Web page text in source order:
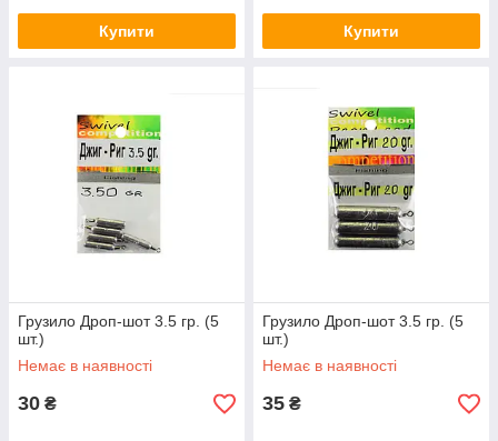
Купити Купити
Грузило Дроп-шот 3.5 гр. (5
шт.)
Немає в наявності
30 ₴
Грузило Дроп-шот 3.5 гр. (5
шт.)
Немає в наявності
35 ₴